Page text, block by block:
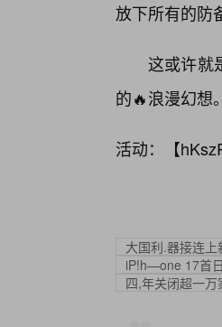
放下所有的防
这或许就
的🔥浪漫幻想。
活动：【
大国利.器接连
iP!h—one 17首
四,年关闭超一万